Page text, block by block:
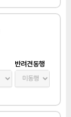
반려견동행